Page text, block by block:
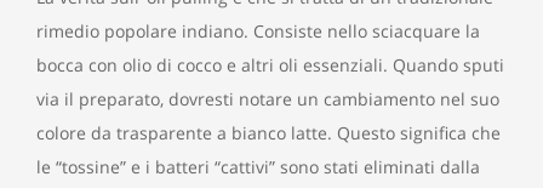
rimedio popolare indiano. Consiste nello sciacquare la
bocca con olio di cocco e altri oli essenziali. Quando sputi
via il preparato, dovresti notare un cambiamento nel suo
colore da trasparente a bianco latte. Questo significa che
le “tossine” e i batteri “cattivi” sono stati eliminati dalla